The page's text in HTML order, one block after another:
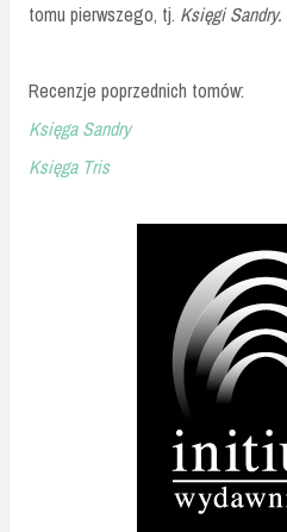
tomu pierwszego, tj. Księgi Sandry.
Recenzje poprzednich tomów:
Księga Sandry
Księga Tris